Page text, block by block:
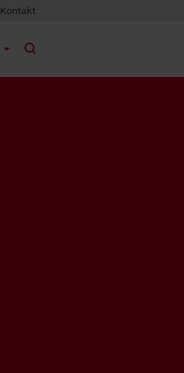
Kontakt